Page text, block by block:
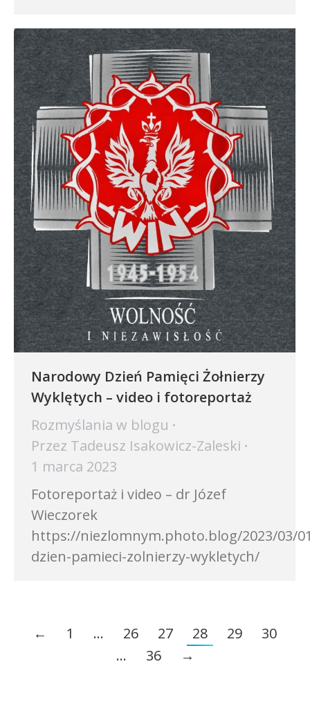
Narodowy Dzień Pamięci Żołnierzy
Wyklętych – video i fotoreportaż
Rozmyślania w blogu
Przez Tadeusz Isakowicz-Zaleski
1 marca 2023
Fotoreportaż i video – dr Józef
Wieczorek
https://niezlomnym.photo.blog/2023/03/
dzien-pamieci-zolnierzy-wykletych/
← 1 … 26 27 28 29
30
…
36 →